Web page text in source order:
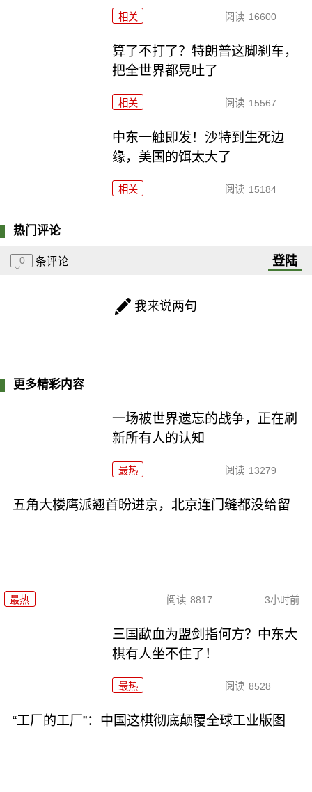
相关 阅读 16600
算了不打了？特朗普这脚刹车，
把全世界都晃吐了
相关 阅读 15567
中东一触即发！沙特到生死边
缘，美国的饵太大了
相关 阅读 15184
热门评论
0 条评论 登陆
我来说两句
更多精彩内容
一场被世界遗忘的战争，正在刷
新所有人的认知
最热 阅读 13279
五角大楼鹰派翘首盼进京，北京连门缝都没给留
最热 阅读 8817 3小时前
三国歃血为盟剑指何方？中东大
棋有人坐不住了！
最热 阅读 8528
“工厂的工厂”：中国这棋彻底颠覆全球工业版图